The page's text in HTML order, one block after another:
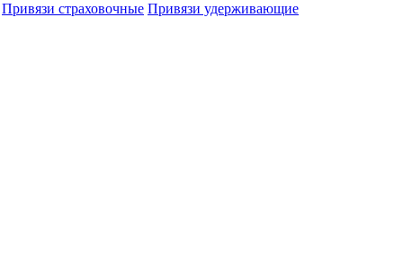
Привязи страховочные Привязи удерживающие